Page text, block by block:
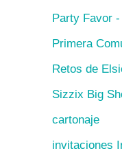
Party Favor
Primera
Retos de
Sizzix Big
cartonaje
invitaciones